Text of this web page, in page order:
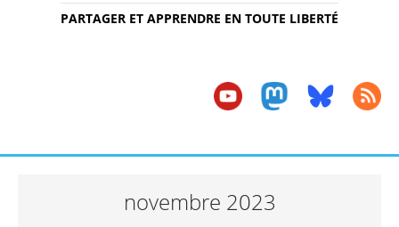
PARTAGER ET APPRENDRE EN TOUTE LIBERTÉ
novembre 2023